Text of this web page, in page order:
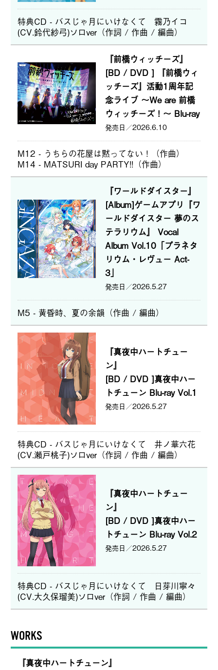
特典CD - バスじゃ月にいけなくて 霧乃イコ
(CV.鈴代紗弓)ソロver（作詞 / 作曲 / 編曲）
『前橋ウィッチーズ』
[BD / DVD ] 『前橋ウィ
ッチーズ』活動1周年記
念ライブ ～We are 前橋
ウィッチーズ！～ Blu-ray
2026.6.10
M12 - うちらの花屋は黙ってない！（作曲）
M14 - MATSURI day PARTY!!（作曲）
『ワールドダイスター』
[Album]ゲームアプリ『ワ
ールドダイスター 夢のス
テラリウム』 Vocal
Album Vol.10「プラネタ
リウム・レヴュー Act-
3」
2026.5.27
M5 - 黄昏時、夏の余韻（作曲 / 編曲）
『真夜中ハートチュー
ン』
[BD / DVD ]真夜中ハー
トチューン Blu-ray Vol.1
2026.5.27
特典CD - バスじゃ月にいけなくて 井ノ華六花
(CV.瀬戸桃子)ソロver（作詞 / 作曲 / 編曲）
『真夜中ハートチュー
ン』
[BD / DVD ]真夜中ハー
トチューン Blu-ray Vol.2
2026.5.27
特典CD - バスじゃ月にいけなくて 日芽川寧々
(CV.大久保瑠美)ソロver（作詞 / 作曲 / 編曲）
WORKS
『真夜中ハートチューン』